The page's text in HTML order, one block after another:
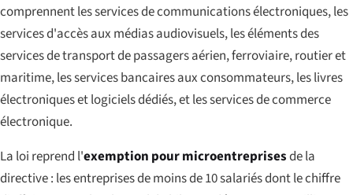
comprennent les services de communications électroniques, les
services d'accès aux médias audiovisuels, les éléments des
services de transport de passagers aérien, ferroviaire, routier et
maritime, les services bancaires aux consommateurs, les livres
électroniques et logiciels dédiés, et les services de commerce
électronique.
La loi reprend l'exemption pour microentreprisesde la
directive : les entreprises de moins de 10 salariés dont le chiffre